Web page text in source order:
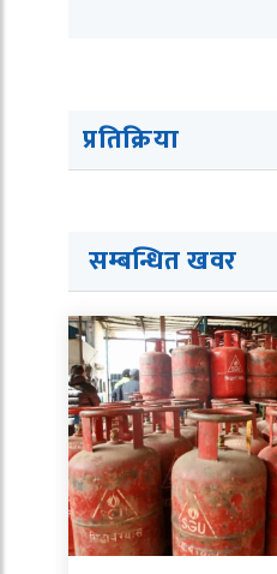
प्रतिक्रिया
सम्बन्धित खवर